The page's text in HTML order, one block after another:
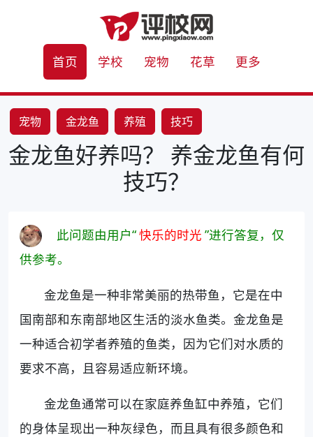
首页 学校 宠物 花草 更多
宠物 金龙鱼 养殖 技巧
金龙鱼好养吗？ 养金龙鱼有何
技巧？
此问题由用户“快乐的时光 ”进行答复，仅
供参考。
金龙鱼是一种非常美丽的热带鱼，它是在中
国南部和东南部地区生活的淡水鱼类。金龙鱼是
一种适合初学者养殖的鱼类，因为它们对水质的
要求不高，且容易适应新环境。
金龙鱼通常可以在家庭养鱼缸中养殖，它们
的身体呈现出一种灰绿色，而且具有很多颜色和